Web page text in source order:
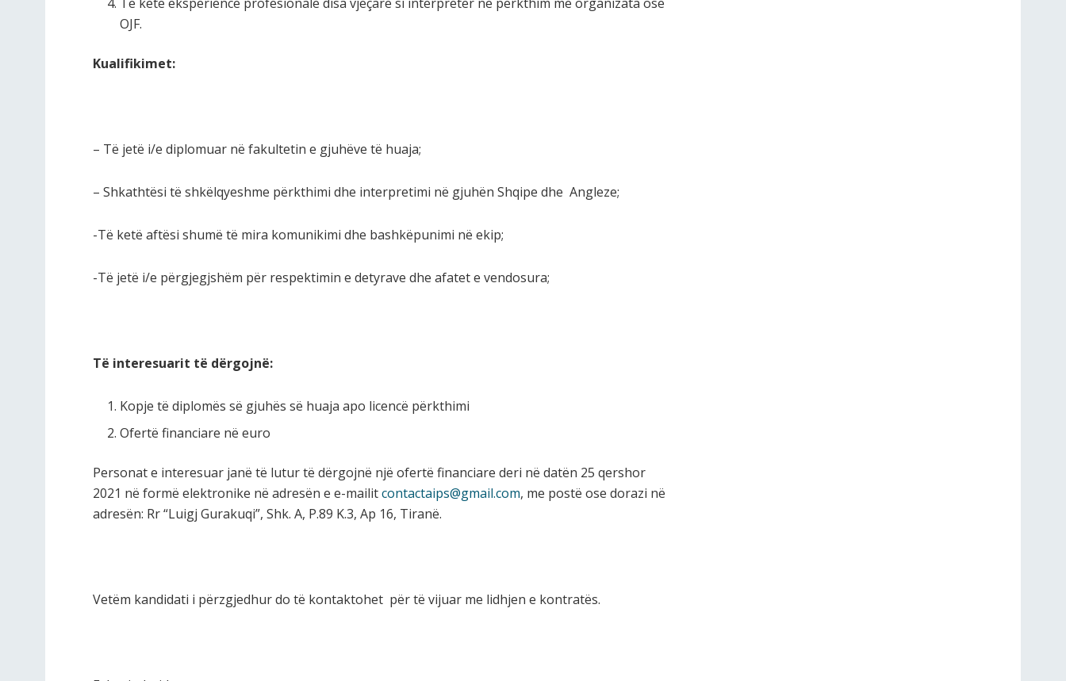
OJF.
Kualifikimet:
– Të jetë i/e diplomuar në fakultetin e gjuhëve të huaja;
– Shkathtësi të shkëlqyeshme përkthimi dhe interpretimi në gjuhën Shqipe dhe Angleze;
-Të ketë aftësi shumë të mira komunikimi dhe bashkëpunimi në ekip;
-Të jetë i/e përgjegjshëm për respektimin e detyrave dhe afatet e vendosura;
Të interesuarit të dërgojnë:
Kopje të diplomës së gjuhës së huaja apo licencë përkthimi
Ofertë financiare në euro
Personat e interesuar janë të lutur të dërgojnë një ofertë financiare deri në datën 25 qershor
2021 në formë elektronike në adresën e e-mailitcontactaips@gmail.com, me postë ose dorazi në
adresën: Rr “Luigj Gurakuqi”, Shk. A, P.89 K.3, Ap 16, Tiranë.
Vetëm kandidati i përzgjedhur do të kontaktohet për të vijuar me lidhjen e kontratës.